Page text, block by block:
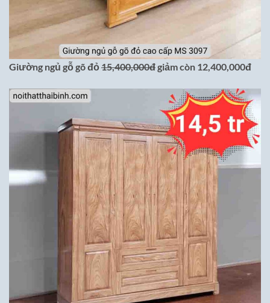
Giường ngủ gỗ gõ đỏ 15,400,000đgiảm còn 12,400,000đ